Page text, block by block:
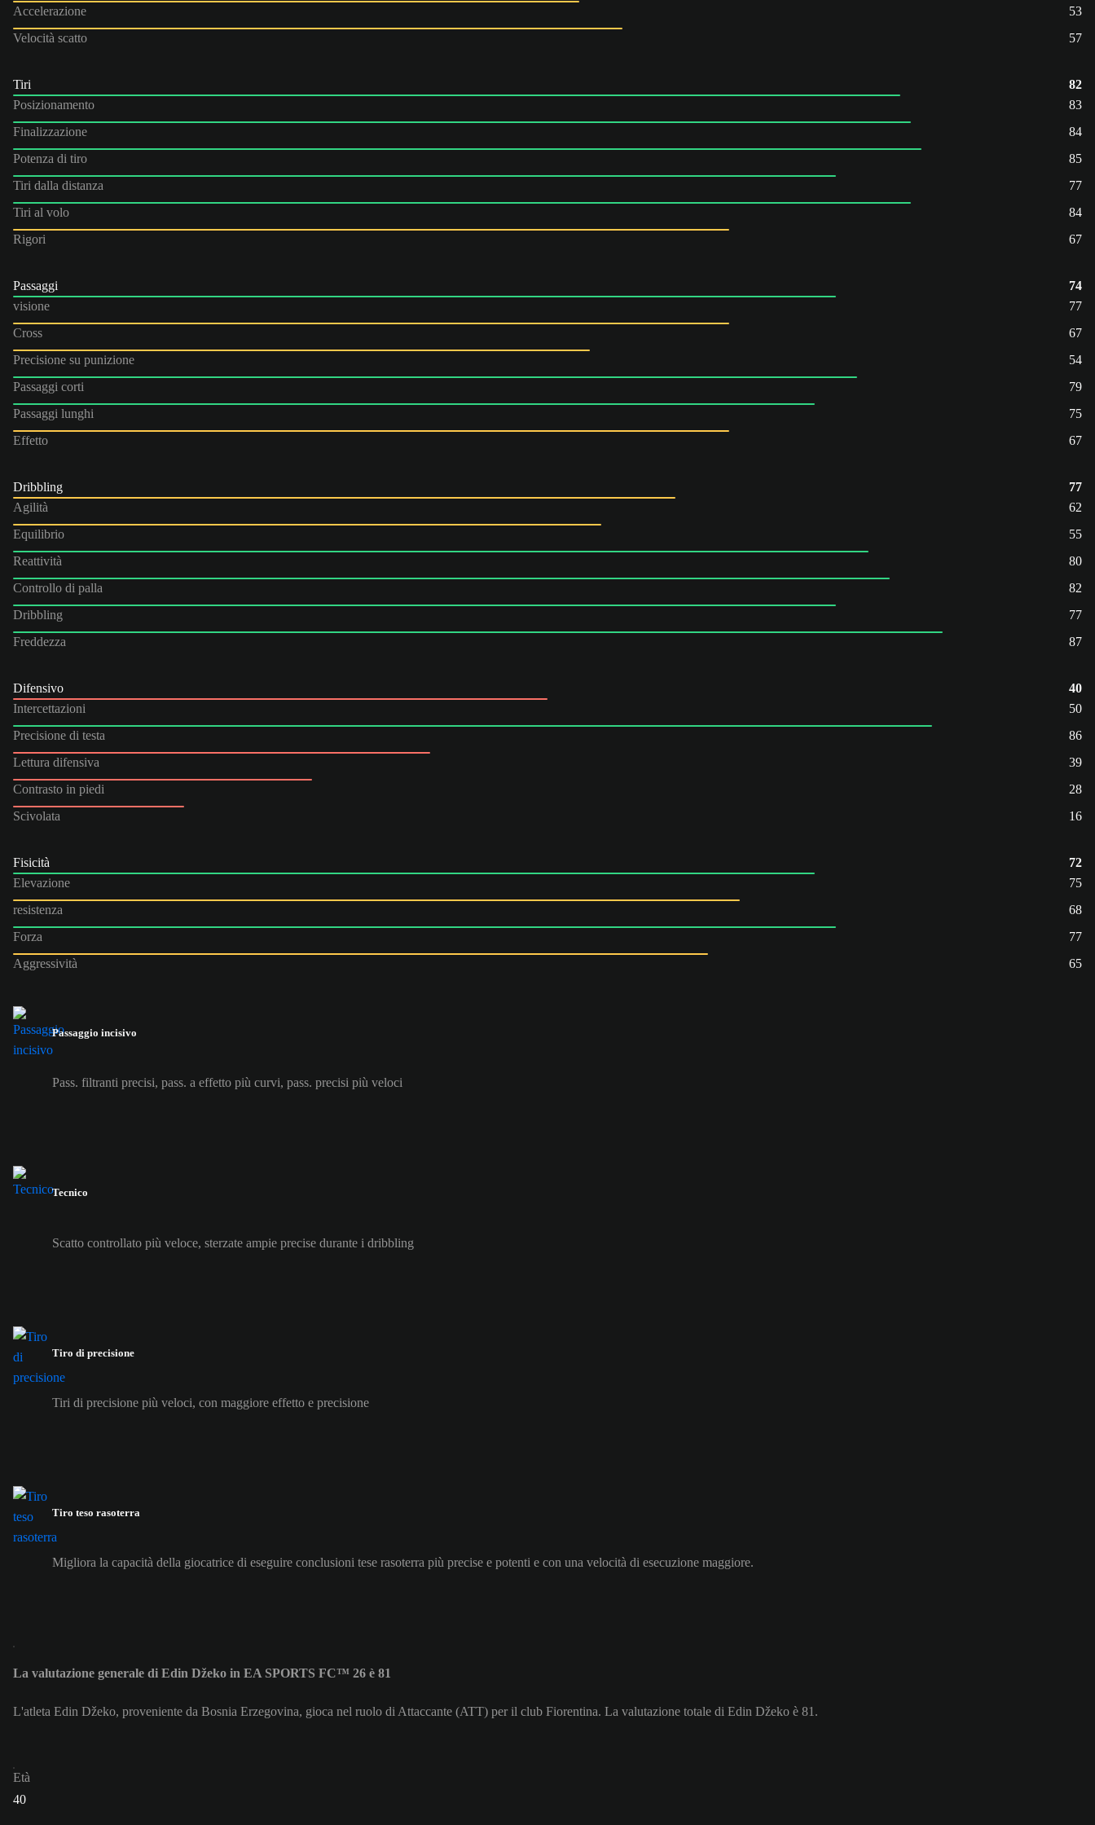
Accelerazione
53
Velocità scatto
57
Tiri
82
Posizionamento
83
Finalizzazione
84
Potenza di tiro
85
Tiri dalla distanza
77
Tiri al volo
84
Rigori
67
Passaggi
74
visione
77
Cross
67
Precisione su punizione
54
Passaggi corti
79
Passaggi lunghi
75
Effetto
67
Dribbling
77
Agilità
62
Equilibrio
55
Reattività
80
Controllo di palla
82
Dribbling
77
Freddezza
87
Difensivo
40
Intercettazioni
50
Precisione di testa
86
Lettura difensiva
39
Contrasto in piedi
28
Scivolata
16
Fisicità
72
Elevazione
75
resistenza
68
Forza
77
Aggressività
65
Passaggio incisivo
Pass. filtranti precisi, pass. a effetto più curvi, pass. precisi più veloci
Tecnico
Scatto controllato più veloce, sterzate ampie precise durante i dribbling
Tiro di precisione
Tiri di precisione più veloci, con maggiore effetto e precisione
Tiro teso rasoterra
Migliora la capacità della giocatrice di eseguire conclusioni tese rasoterra più precise e potenti e con una velocità di esecuzione maggiore.
La valutazione generale di Edin Džeko in EA SPORTS FC™ 26 è 81
L'atleta Edin Džeko, proveniente da Bosnia Erzegovina, gioca nel ruolo di Attaccante (ATT) per il club Fiorentina. La valutazione totale di Edin Džeko è 81.
Età
40